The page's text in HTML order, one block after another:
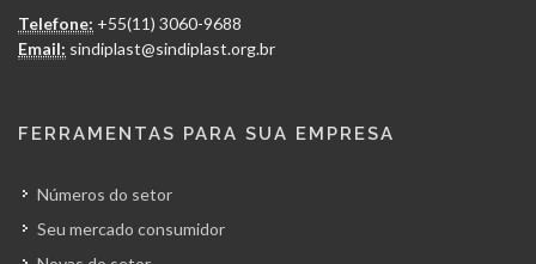
Telefone: +55(11) 3060-9688
Email: sindiplast@sindiplast.org.br
FERRAMENTAS PARA SUA EMPRESA
Números do setor
Seu mercado consumidor